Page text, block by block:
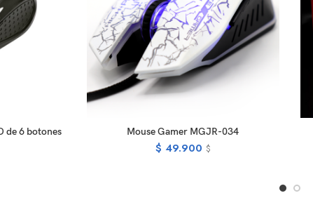
de 6 botones
ADD TO CART
Mouse Gamer MGJR-034
$ 49.900 $